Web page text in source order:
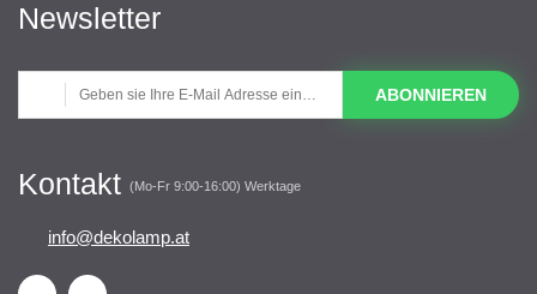
Newsletter
ABONNIEREN
Kontakt (Mo-Fr 9:00-16:00) Werktage
info@dekolamp.at